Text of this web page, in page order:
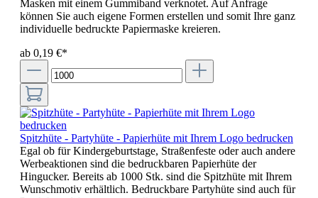
Masken mit einem Gummiband verknotet. Auf Anfrage
können Sie auch eigene Formen erstellen und somit Ihre ganz
individuelle bedruckte Papiermaske kreieren.
ab 0,19 €*
Spitzhüte - Partyhüte - Papierhüte mit Ihrem Logo bedrucken
Egal ob für Kindergeburtstage, Straßenfeste oder auch andere
Werbeaktionen sind die bedruckbaren Papierhüte der
Hingucker. Bereits ab 1000 Stk. sind die Spitzhüte mit Ihrem
Wunschmotiv erhältlich. Bedruckbare Partyhüte sind auch für